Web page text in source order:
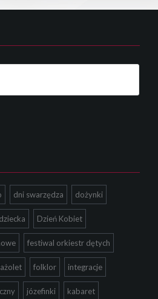
dni swarzędza dożynki
Dzień Kobiet
festiwal orkiestr dętych
folklor integracje
józefinki kabaret